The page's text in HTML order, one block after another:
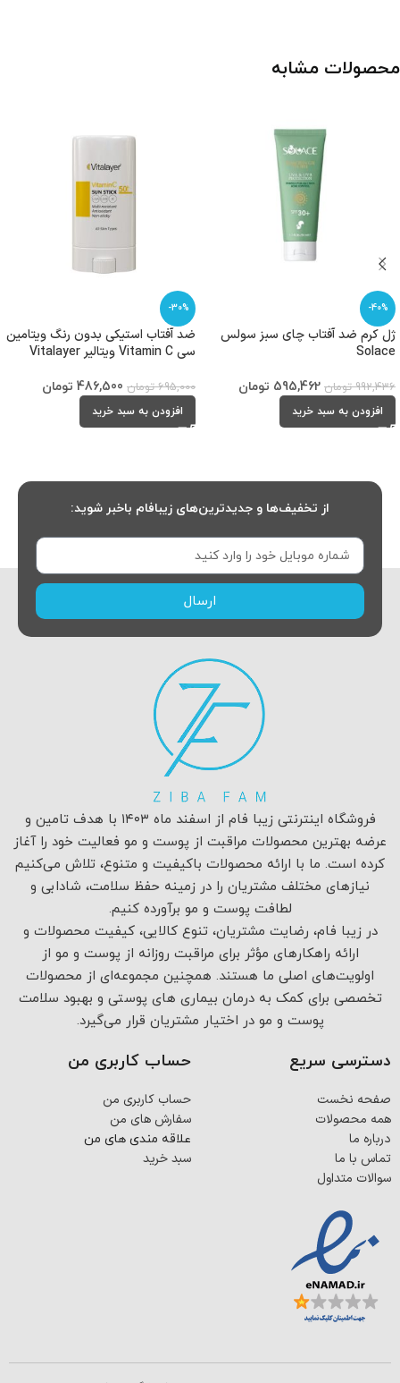
محصولات مشابه
-40%
ژل کرم ضد آفتاب چای سبز سولس
Solace
992,436 تومان 595,462 تومان
افزودن به سبد خرید
-30%
ضد آفتاب استیکی بدون رنگ ویتامین
سی Vitamin C ویتالیر Vitalayer
695,000 تومان 486,500 تومان
افزودن به سبد خرید
از تخفیف‌ها و جدیدترین‌های زیبافام باخبر شوید:
ارسال
فروشگاه اینترنتی زیبا فام از اسفند ماه ۱۴۰۳ با هدف تامین و
عرضه بهترین محصولات مراقبت از پوست و مو فعالیت خود را آغاز
کرده است. ما با ارائه محصولات باکیفیت و متنوع، تلاش می‌کنیم
نیازهای مختلف مشتریان را در زمینه حفظ سلامت، شادابی و
لطافت پوست و مو برآورده کنیم.
در زیبا فام، رضایت مشتریان، تنوع کالایی، کیفیت محصولات و
ارائه راهکارهای مؤثر برای مراقبت روزانه از پوست و مو از
اولویت‌های اصلی ما هستند. همچنین مجموعه‌ای از محصولات
تخصصی برای کمک به درمان بیماری های پوستی و بهبود سلامت
پوست و مو در اختیار مشتریان قرار می‌گیرد.
دسترسی سریع
صفحه نخست
همه محصولات
درباره ما
تماس با ما
سوالات متداول
حساب کاربری من
حساب کاربری من
سفارش های من
علاقه مندی های من
سبد خرید